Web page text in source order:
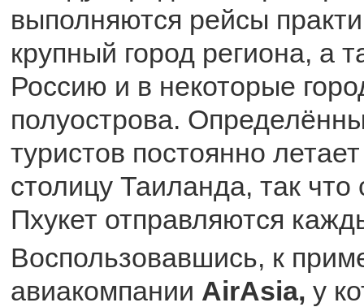
выполняются рейсы
крупный город региона, а
Россию и в некоторые
полуострова.
туристов постоянно
столицу Таиланда, так
Пхукет отправляются
Воспользовавшись, к
авиакомпании AirAsia, у